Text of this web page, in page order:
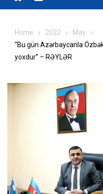
Home 2022
May
“Bu gün Azərbaycanla
yoxdur” – RƏYLƏR